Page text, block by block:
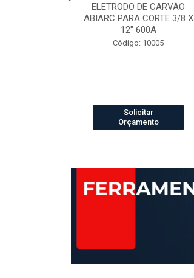
ELETRODO DE CARVÃO
ABIARC PARA CORTE 3/8 X
12" 600A
Código: 10005
Solicitar
Orçamento